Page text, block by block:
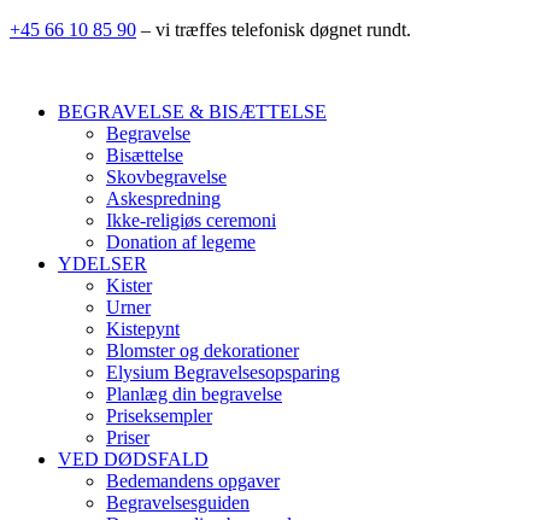
+45 66 10 85 90 – vi træffes telefonisk døgnet rundt.
BEGRAVELSE & BISÆTTELSE
Begravelse
Bisættelse
Skovbegravelse
Askespredning
Ikke-religiøs ceremoni
Donation af legeme
YDELSER
Kister
Urner
Kistepynt
Blomster og dekorationer
Elysium Begravelsesopsparing
Planlæg din begravelse
Priseksempler
Priser
VED DØDSFALD
Bedemandens opgaver
Begravelsesguiden